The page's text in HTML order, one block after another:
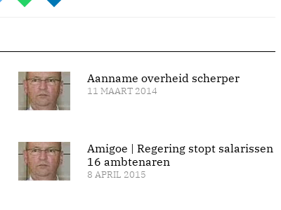
Aanname overheid scherper
11 MAART 2014
Amigoe | Regering stopt salarissen
16 ambtenaren
8 APRIL 2015